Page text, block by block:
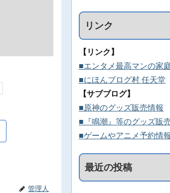
管理人
リンク
【リンク】
■エンタメ最高マンの家
■にほんブログ村 任天堂
【サブブログ】
■原神のグッズ販売情報
■『鳴潮』等のグッズ販
■ゲームやアニメ予約情報
最近の投稿